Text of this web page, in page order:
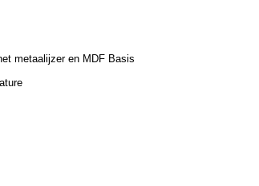
metaalijzer en MDF Basis